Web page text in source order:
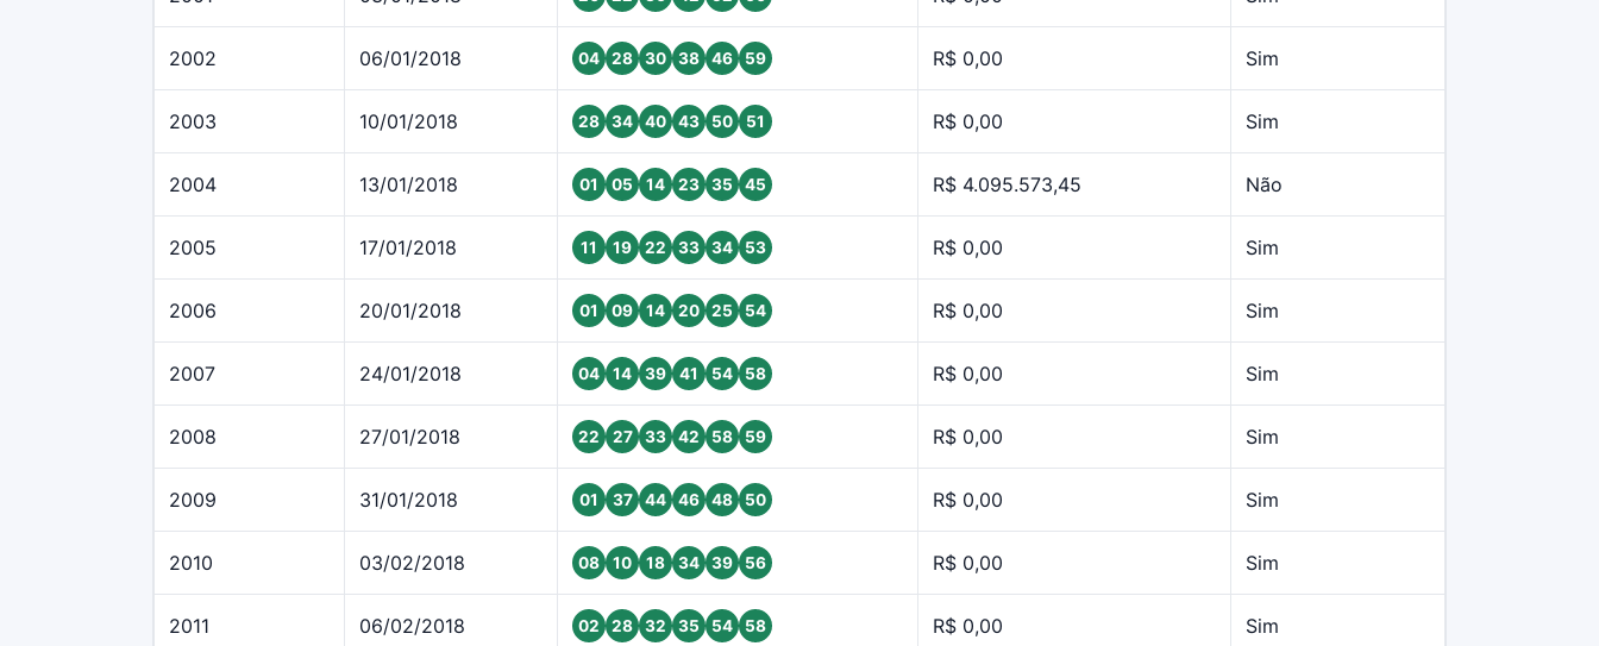
2002 06/01/2018 04 28 30 38 46 59 R$ 0,00 Sim
2003 10/01/2018 28 34 40 43 50 51 R$ 0,00 Sim
2004 13/01/2018 01 05 14 23 35 45 R$ 4.095.573,45 Não
2005 17/01/2018 11 19 22 33 34 53 R$ 0,00 Sim
2006 20/01/2018 01 09 14 20 25 54 R$ 0,00 Sim
2007 24/01/2018 04 14 39 41 54 58 R$ 0,00 Sim
2008 27/01/2018 22 27 33 42 58 59 R$ 0,00 Sim
2009 31/01/2018 01 37 44 46 48 50 R$ 0,00 Sim
2010 03/02/2018 08 10 18 34 39 56 R$ 0,00 Sim
2011 06/02/2018 02 28 32 35 54 58 R$ 0,00 Sim